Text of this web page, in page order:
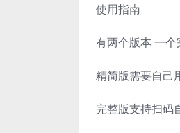
使用指南
有两个版本 一个
精简版需要自己
完整版支持扫码